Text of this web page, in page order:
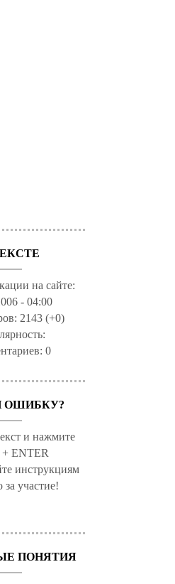
на сайте:
- 04:00
2143 (+0)
0
и нажмите
ENTER
инструкциям
участие!
ПОНЯТИЯ